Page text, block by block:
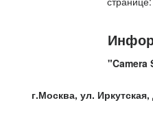
"Camera
г.Москва, ул.